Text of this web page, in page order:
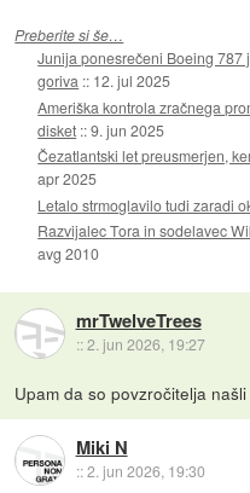
Preberite si še…
Junija ponesrečeni Boeing 787
goriva :: 12. jul 2025
Ameriška kontrola zračnega
disket ::9. jun 2025
Čezatlantski let preusmerjen,
apr 2025
Letalo strmoglavilo tudi zaradi
Razvijalec Tora in sodelavec
avg 2010
mrTwelveTrees
::2. jun 2026, 19:27
Upam da so povzročitelja
Miki N
::2. jun 2026, 19:30